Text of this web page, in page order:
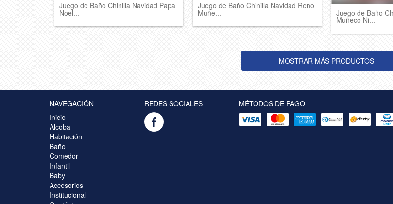
Juego de Baño Chinilla Navidad Papa
Noel...
Juego de Baño Chinilla Navidad Reno
Muñe... Juego de Baño
Muñeco Ni...
MOSTRAR MÁS PRODUCTOS
NAVEGACIÓN
Inicio
Alcoba
Habitación
Baño
Comedor
Infantil
Baby
Accesorios
Institucional
REDES SOCIALES MÉTODOS DE PAGO